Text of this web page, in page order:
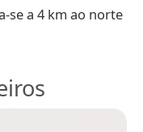
se a 4 km ao norte